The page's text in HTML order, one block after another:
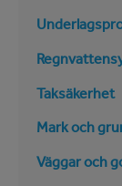
Taksäkerhet
Mark och
Väggar och